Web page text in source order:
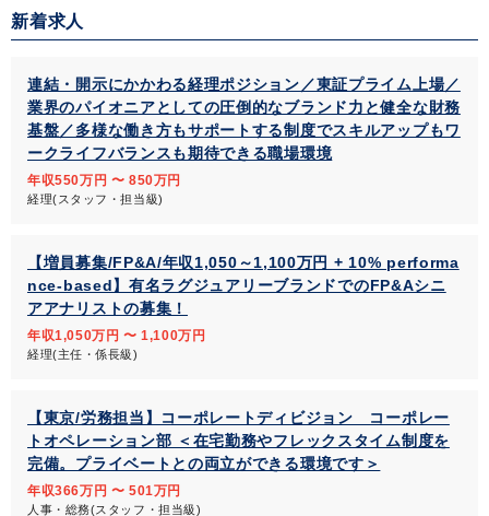
新着求人
連結・開示にかかわる経理ポジション／東証プライム上場／
業界のパイオニアとしての圧倒的なブランド力と健全な財務
基盤／多様な働き方もサポートする制度でスキルアップもワ
ークライフバランスも期待できる職場環境
年収550万円 〜 850万円
経理(スタッフ・担当級)
【増員募集/FP&A/年収1,050～1,100万円 + 10% performa
nce-based】有名ラグジュアリーブランドでのFP&Aシニ
アアナリストの募集！
年収1,050万円 〜 1,100万円
経理(主任・係長級)
【東京/労務担当】コーポレートディビジョン コーポレー
トオペレーション部 ＜在宅勤務やフレックスタイム制度を
完備。プライベートとの両立ができる環境です＞
年収366万円 〜 501万円
人事・総務(スタッフ・担当級)